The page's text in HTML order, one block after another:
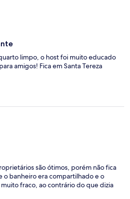
limpo, o host foi muito educado
amigos! Fica em Santa Tereza
são ótimos, porém não fica
o banheiro era compartilhado e o
fraco, ao contrário do que dizia